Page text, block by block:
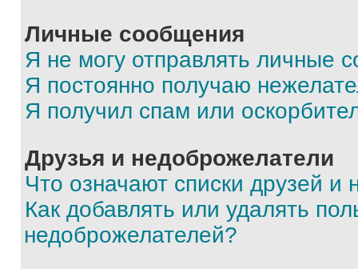
Личные сообщения
Я не могу отправлять личные
Я постоянно получаю
Я получил спам или
Друзья и недоброжелатели
Что означают списки друзей и
Как добавлять или удалять
недоброжелателей?